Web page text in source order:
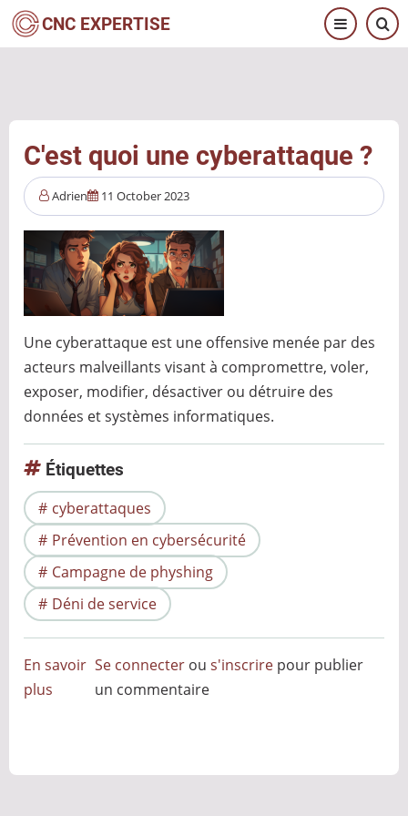
Aller
au
CNC EXPERTISE
C'est quoi une cyberattaque ?
Adrien 11 October 2023
Une cyberattaque est une offensive menée par des
acteurs malveillants visant à compromettre, voler,
exposer, modifier, désactiver ou détruire des
données et systèmes informatiques.
Étiquettes
cyberattaques
Prévention en cybersécurité
Campagne de physhing
Déni de service
En savoir
plus
Se connecter ous'inscrire pour publier
un commentaire